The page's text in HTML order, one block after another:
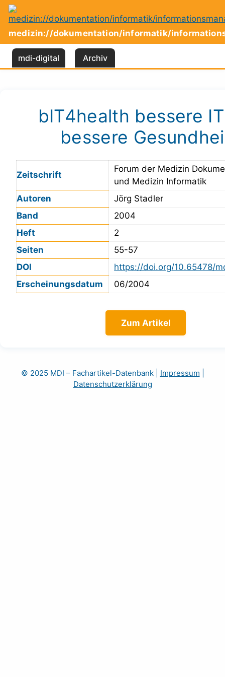
Zum
Inhalt
springen
medizin://dokumentation/informatik/
mdi-digital Archiv
bIT4health bessere
bessere
Zeitschrift
Forum der Medizin
und Medizin Informatik
Autoren
Jörg Stadler
Band
2004
Heft
2
Seiten
55-57
DOI
https://doi.org/10.65478/
Erscheinungsdatum
06/2004
Zum Artikel
© 2025 MDI – Fachartikel-Datenbank| Impressum
Datenschutzerklärung